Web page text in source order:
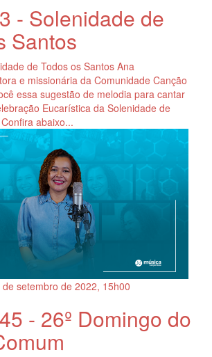
- Solenidade de
Santos
de Todos os Santos Ana
e missionária da Comunidade Canção
essa sugestão de melodia para cantar
Eucarística da Solenidade de
abaixo...
de setembro de 2022, 15h00
- 26º Domingo do